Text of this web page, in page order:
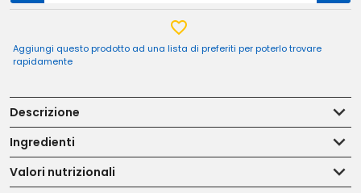
Aggiungi questo prodotto ad una lista di preferiti per poterlo trovare
rapidamente
Descrizione
Ingredienti
Valori nutrizionali